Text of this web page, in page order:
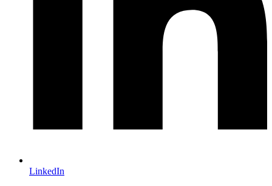
LinkedIn